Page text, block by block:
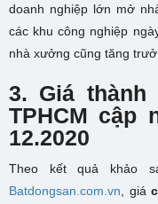
doanh nghiệp lớn mở
các khu công nghiệp
nhà xưởng cũng tăng
3. Giá thành
TPHCM cập
12.2020
Theo kết quả khảo
Batdongsan.com.vn , giá